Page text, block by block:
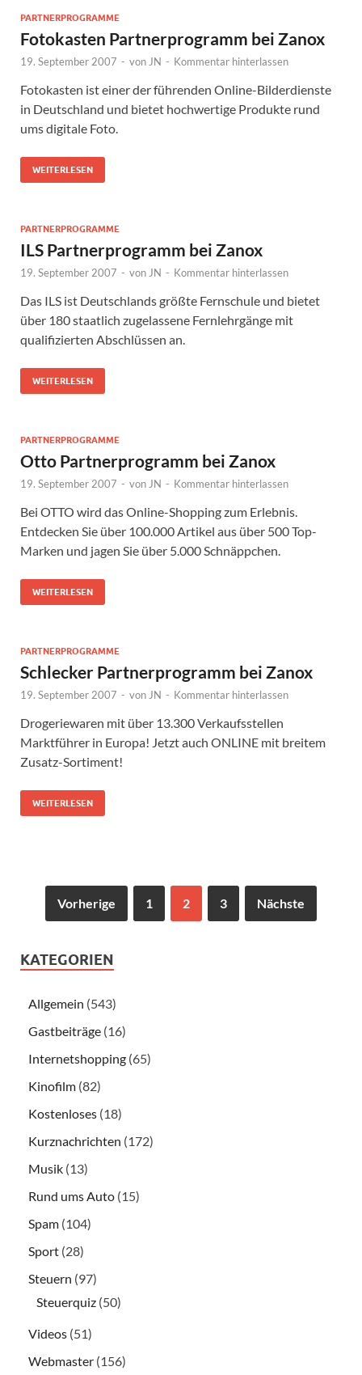
PARTNERPROGRAMME
Fotokasten Partnerprogramm bei Zanox
19. September 2007 - von JN - Kommentar hinterlassen
Fotokasten ist einer der führenden Online-Bilderdienste
in Deutschland und bietet hochwertige Produkte rund
ums digitale Foto.
WEITERLESEN
PARTNERPROGRAMME
ILS Partnerprogramm bei Zanox
19. September 2007 - von JN - Kommentar hinterlassen
Das ILS ist Deutschlands größte Fernschule und bietet
über 180 staatlich zugelassene Fernlehrgänge mit
qualifizierten Abschlüssen an.
WEITERLESEN
PARTNERPROGRAMME
Otto Partnerprogramm bei Zanox
19. September 2007 - von JN - Kommentar hinterlassen
Bei OTTO wird das Online-Shopping zum Erlebnis.
Entdecken Sie über 100.000 Artikel aus über 500 Top-
Marken und jagen Sie über 5.000 Schnäppchen.
WEITERLESEN
PARTNERPROGRAMME
Schlecker Partnerprogramm bei Zanox
19. September 2007 - von JN - Kommentar hinterlassen
Drogeriewaren mit über 13.300 Verkaufsstellen
Marktführer in Europa! Jetzt auch ONLINE mit breitem
Zusatz-Sortiment!
WEITERLESEN
Vorherige 1 2 3 Nächste
KATEGORIEN
Allgemein (543)
Gastbeiträge (16)
Internetshopping (65)
Kinofilm (82)
Kostenloses (18)
Kurznachrichten (172)
Musik (13)
Rund ums Auto (15)
Spam (104)
Sport (28)
Steuern (97)
Steuerquiz (50)
Videos (51)
Webmaster (156)